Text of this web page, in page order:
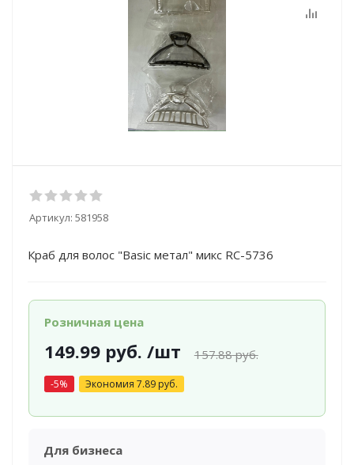
Артикул: 581958
Краб для волос "Basic метал" микс RC-5736
Розничная цена
149.99руб. /шт 157.88руб.
-5% Экономия 7.89руб.
Для бизнеса